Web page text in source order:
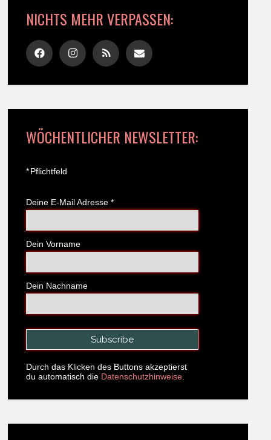
NICHTS MEHR VERPASSEN:
WÖCHENTLICHER NEWSLETTER:
*Pflichtfeld
Deine E-Mail Adresse *
Dein Vorname
Dein Nachname
Durch das Klicken des Buttons akzeptierst
du automatisch die Datenschutzhinweise.